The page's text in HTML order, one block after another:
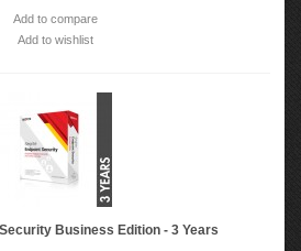
Add to compare
Add to wishlist
Business Edition - 3 Years